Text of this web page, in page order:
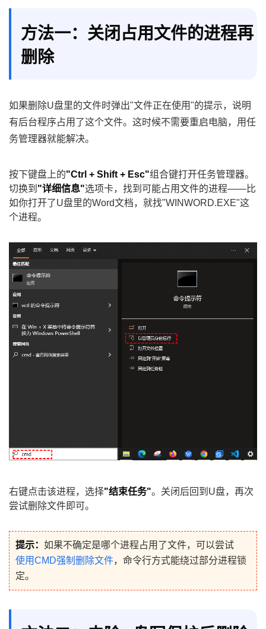
方法一：关闭占用文件的进程再
删除
如果删除U盘里的文件时弹出"文件正在使用"的提示，说明
有后台程序占用了这个文件。这时候不需要重启电脑，用任
务管理器就能解决。
按下键盘上的"Ctrl + Shift + Esc"组合键打开任务管理器。
切换到 "详细信息"选项卡，找到可能占用文件的进程——比
如你打开了U盘里的Word文档，就找"WINWORD.EXE"这
个进程。
右键点击该进程，选择"结束任务"。关闭后回到U盘，再次
尝试删除文件即可。
提示： 如果不确定是哪个进程占用了文件，可以尝试
使用CMD强制删除文件，命令行方式能绕过部分进程锁
定。